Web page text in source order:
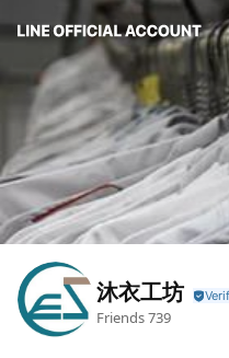
沐衣工坊
Friends739